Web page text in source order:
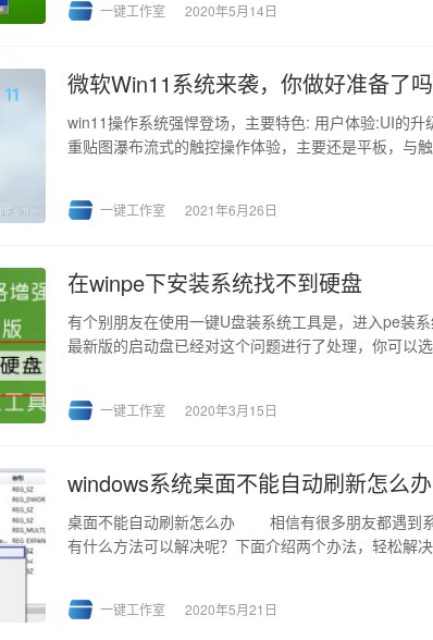
一键工作室 2020年5月14日
微软Win11系统来袭，你做好准备了吗
win11操作系统强悍登场，主要特色: 用户体验:UI的
重贴图瀑布流式的触控操作体验，主要还是平板，与
一键工作室 2021年6月26日
在winpe下安装系统找不到硬盘
有个别朋友在使用一键U盘装系统工具是，进入pe装
最新版的启动盘已经对这个问题进行了处理，你可以
一键工作室 2020年3月15日
windows系统桌面不能自动刷新怎么办
桌面不能自动刷新怎么办 相信有很多朋友都遇到系
有什么方法可以解决呢？下面介绍两个办法，轻松解
一键工作室 2020年5月21日